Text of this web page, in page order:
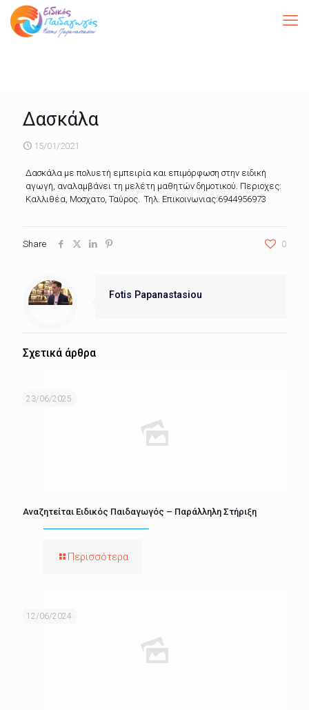
Δασκάλα
15/01/2021
Δασκάλα με πολυετή εμπειρία και επιμόρφωση στην ειδική
αγωγή, αναλαμβάνει τη μελέτη μαθητών δημοτικού. Περιοχες:
Καλλιθέα, Μοσχατο, Ταύρος. Τηλ. Επικοινωνιας:6944956973
Share 0
Fotis Papanastasiou
Σχετικά άρθρα
23/06/2025
Αναζητείται Ειδικός Παιδαγωγός – Παράλληλη Στήριξη
Περισσότερα
12/06/2024